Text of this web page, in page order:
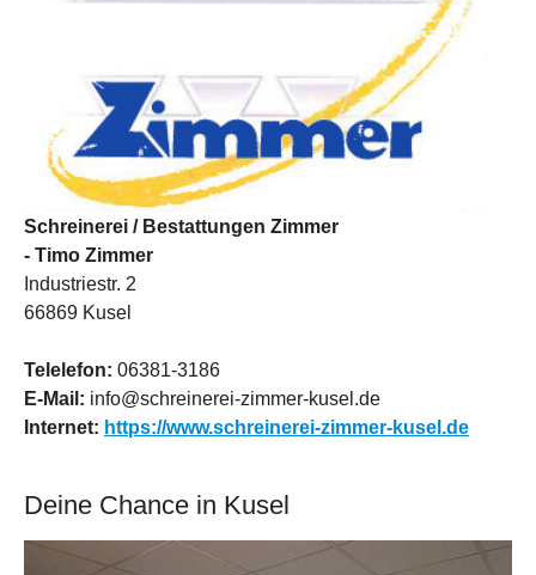
Schreinerei / Bestattungen Zimmer
- Timo Zimmer
Industriestr. 2
66869 Kusel
Telelefon: 06381-3186
E-Mail: info@schreinerei-zimmer-kusel.de
Internet: https://www.schreinerei-zimmer-kusel.de
Deine Chance in Kusel